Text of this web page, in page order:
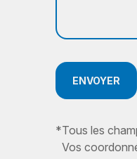
ENVOYER
*Tous les
Vos